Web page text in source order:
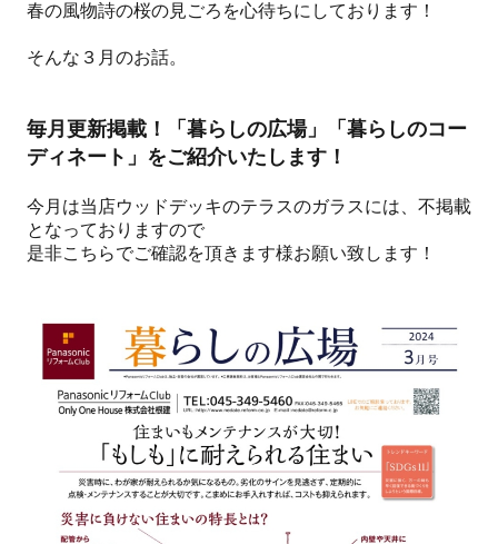
春の風物詩の桜の見ごろを心待ちにしております！
そんな３月のお話。
毎月更新掲載！「暮らしの広場」「暮らしのコー
ディネート」をご紹介いたします！
今月は当店ウッドデッキのテラスのガラスには、不掲載
となっておりますので
是非こちらでご確認を頂きます様お願い致します！